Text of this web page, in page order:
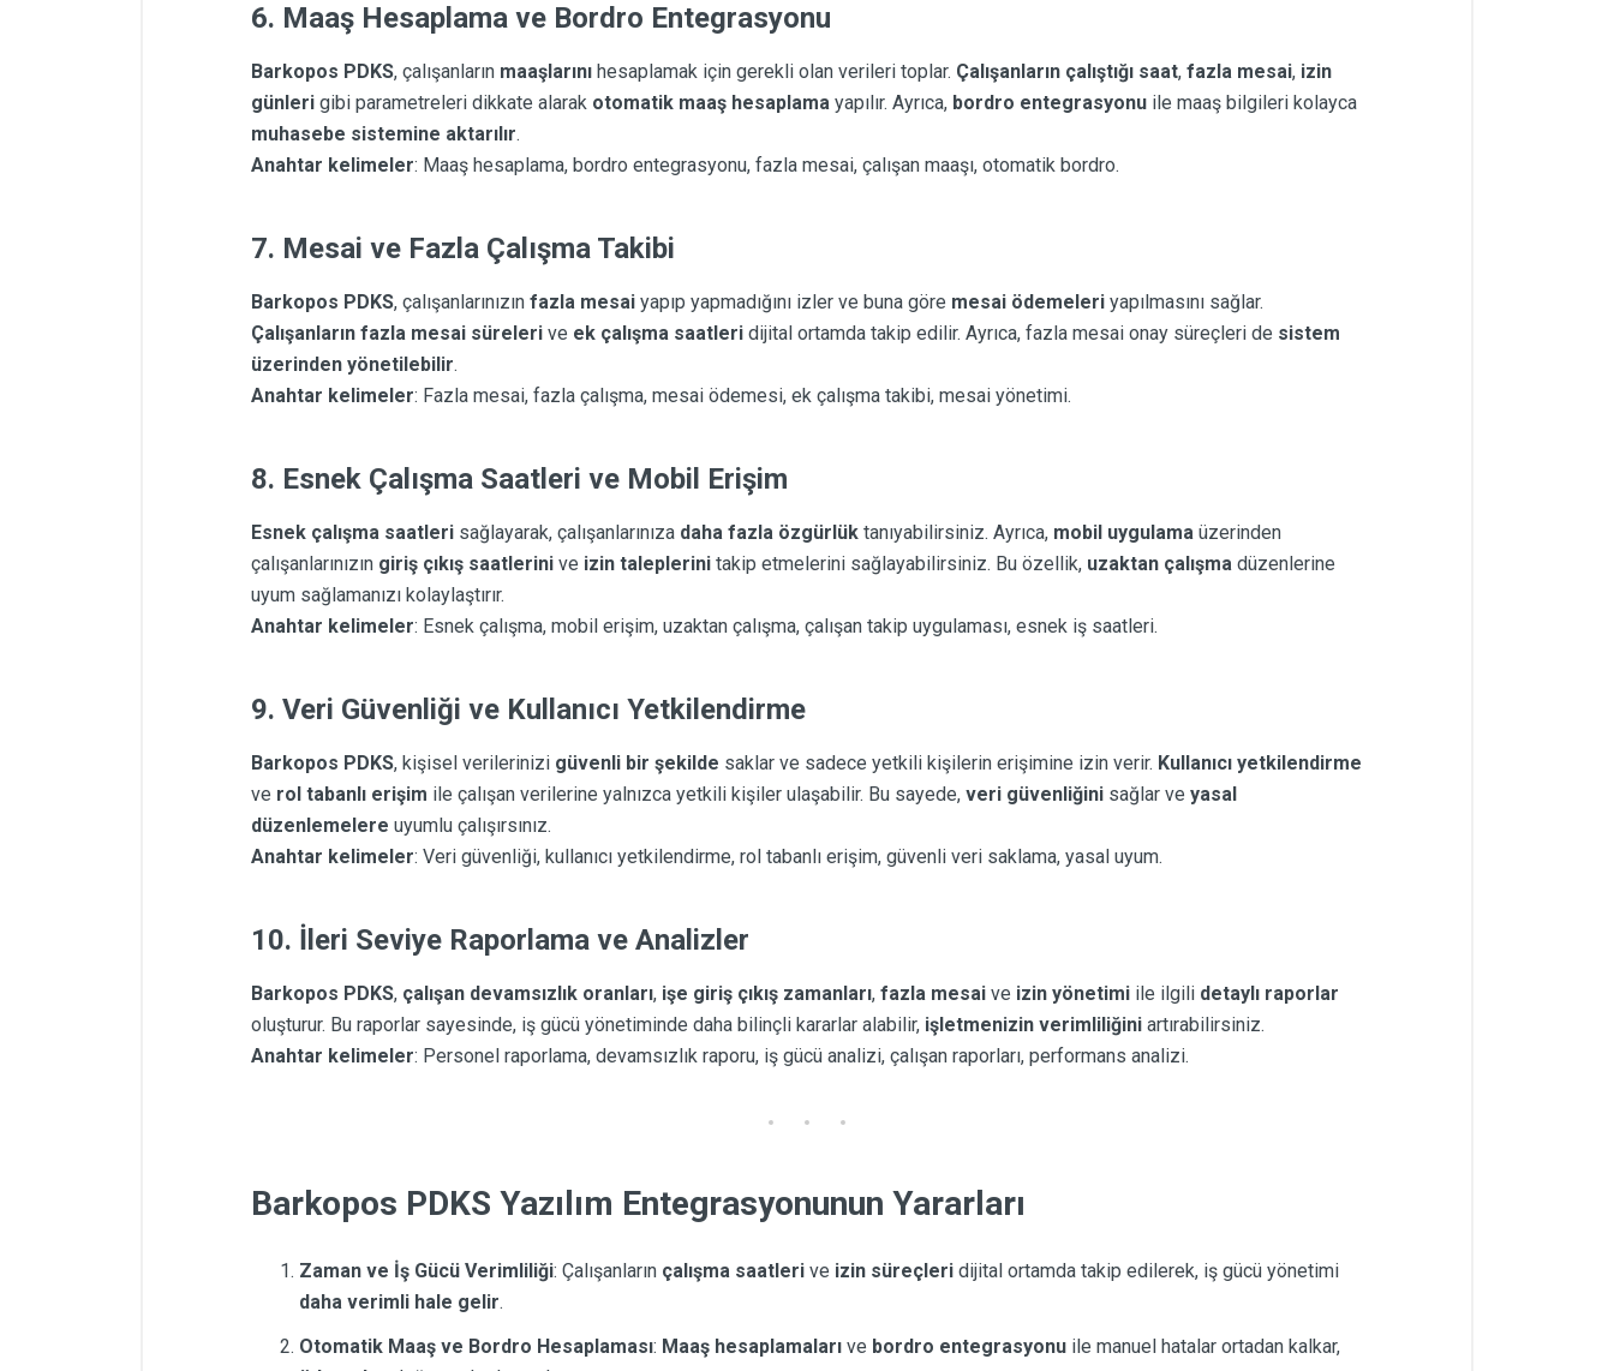
6. Maaş Hesaplama ve Bordro Entegrasyonu
Barkopos PDKS, çalışanların maaşlarını hesaplamak için gerekli olan verileri toplar. Çalışanların çalıştığı saat, fazla mesai, izin
günleri gibi parametreleri dikkate alarak otomatik maaş hesaplama yapılır. Ayrıca, bordro entegrasyonu ile maaş bilgileri kolayca
muhasebe sistemine aktarılır.
Anahtar kelimeler: Maaş hesaplama, bordro entegrasyonu, fazla mesai, çalışan maaşı, otomatik bordro.
7. Mesai ve Fazla Çalışma Takibi
Barkopos PDKS, çalışanlarınızın fazla mesai yapıp yapmadığını izler ve buna göre mesai ödemeleri yapılmasını sağlar.
Çalışanların fazla mesai süreleri ve ek çalışma saatleri dijital ortamda takip edilir. Ayrıca, fazla mesai onay süreçleri de sistem
üzerinden yönetilebilir.
Anahtar kelimeler: Fazla mesai, fazla çalışma, mesai ödemesi, ek çalışma takibi, mesai yönetimi.
8. Esnek Çalışma Saatleri ve Mobil Erişim
Esnek çalışma saatleri sağlayarak, çalışanlarınıza daha fazla özgürlük tanıyabilirsiniz. Ayrıca, mobil uygulama üzerinden
çalışanlarınızın giriş çıkış saatlerini ve izin taleplerini takip etmelerini sağlayabilirsiniz. Bu özellik, uzaktan çalışma düzenlerine
uyum sağlamanızı kolaylaştırır.
Anahtar kelimeler: Esnek çalışma, mobil erişim, uzaktan çalışma, çalışan takip uygulaması, esnek iş saatleri.
9. Veri Güvenliği ve Kullanıcı Yetkilendirme
Barkopos PDKS, kişisel verilerinizi güvenli bir şekilde saklar ve sadece yetkili kişilerin erişimine izin verir. Kullanıcı yetkilendirme
ve rol tabanlı erişim ile çalışan verilerine yalnızca yetkili kişiler ulaşabilir. Bu sayede, veri güvenliğini sağlar ve yasal
düzenlemelere uyumlu çalışırsınız.
Anahtar kelimeler: Veri güvenliği, kullanıcı yetkilendirme, rol tabanlı erişim, güvenli veri saklama, yasal uyum.
10. İleri Seviye Raporlama ve Analizler
Barkopos PDKS, çalışan devamsızlık oranları, işe giriş çıkış zamanları, fazla mesai ve izin yönetimi ile ilgili detaylı raporlar
oluşturur. Bu raporlar sayesinde, iş gücü yönetiminde daha bilinçli kararlar alabilir, işletmenizin verimliliğini artırabilirsiniz.
Anahtar kelimeler: Personel raporlama, devamsızlık raporu, iş gücü analizi, çalışan raporları, performans analizi.
Barkopos PDKS Yazılım Entegrasyonunun Yararları
Zaman ve İş Gücü Verimliliği: Çalışanların çalışma saatleri ve izin süreçleri dijital ortamda takip edilerek, iş gücü yönetimi
daha verimli hale gelir.
Otomatik Maaş ve Bordro Hesaplaması: Maaş hesaplamaları ve bordro entegrasyonu ile manuel hatalar ortadan kalkar,